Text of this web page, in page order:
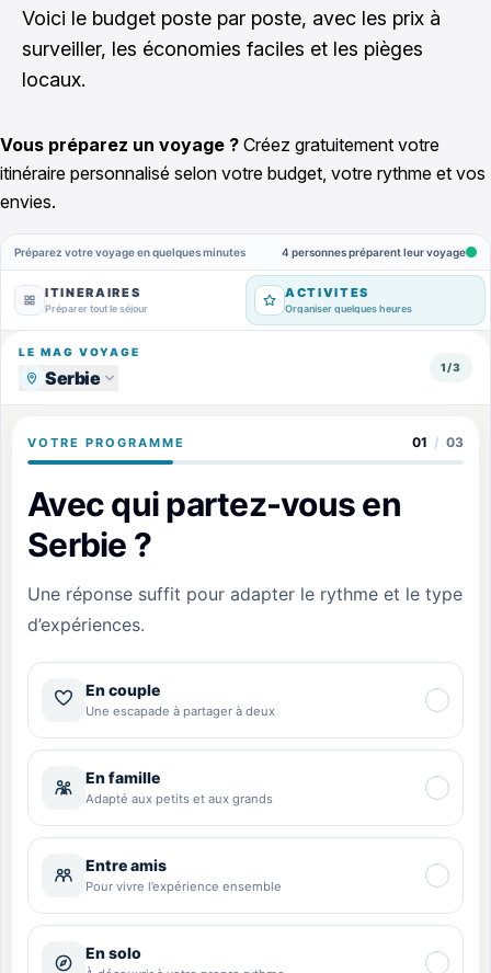
Voici le budget poste par poste, avec les prix à
surveiller, les économies faciles et les pièges
locaux.
Vous préparez un voyage ? Créez gratuitement votre
itinéraire personnalisé selon votre budget, votre rythme et vos
envies.